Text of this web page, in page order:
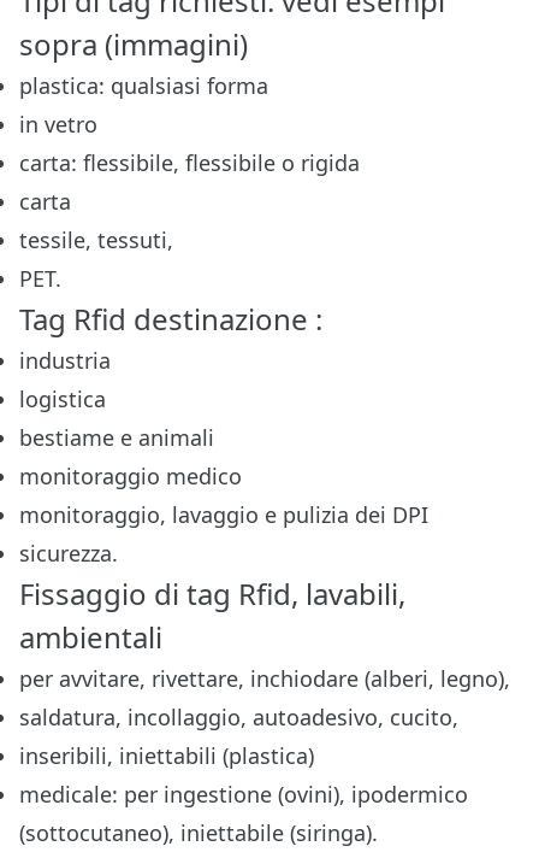
sopra (immagini)
plastica: qualsiasi forma
in vetro
carta: flessibile, flessibile o rigida
carta
tessile, tessuti,
PET.
Tag Rfid destinazione :
industria
logistica
bestiame e animali
monitoraggio medico
monitoraggio, lavaggio e pulizia dei DPI
sicurezza.
Fissaggio di tag Rfid, lavabili,
ambientali
per avvitare, rivettare, inchiodare (alberi, legno),
saldatura, incollaggio, autoadesivo, cucito,
inseribili, iniettabili (plastica)
medicale: per ingestione (ovini), ipodermico
(sottocutaneo), iniettabile (siringa).